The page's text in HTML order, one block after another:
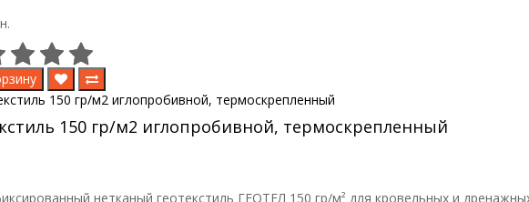
150 гр/м2 иглопробивной, термоскрепленный
нетканый геотекстиль ГЕОТЕЛ 150 гр/м² для кровельных и